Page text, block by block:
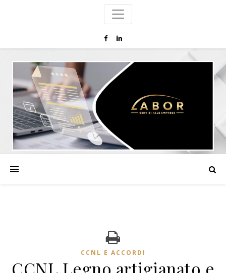
CCNL E ACCORDI
CCNL Legno artigianato e